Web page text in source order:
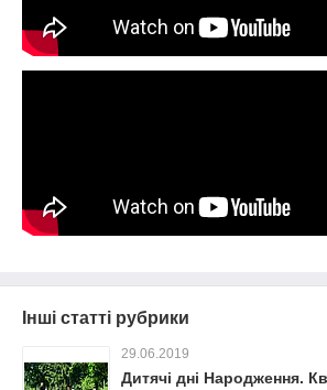
Інші статті рубрики
29.06.2019
Дитячі дні Народження.